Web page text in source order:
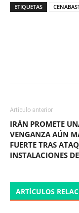
ETIQUETAS
Artículo anterior
IRÁN PROMETE
VENGANZA AÚN
FUERTE TRAS
INSTALACIONES
ARTÍCULOS